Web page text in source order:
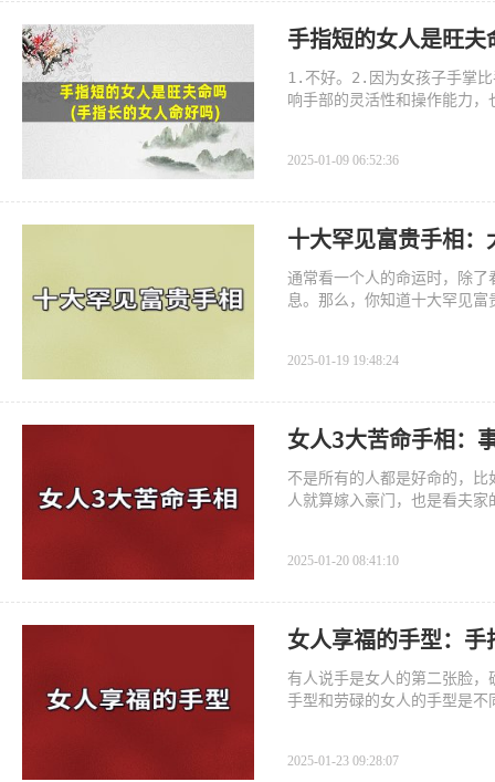
手指短的女人是旺
1.不好。2.因为女孩子手掌比
响手部的灵活性和操作能力
2025-01-09 06:52:36
十大罕见富贵手相
通常看一个人的命运时，除
息。那么，你知道十大罕见
2025-01-19 19:48:24
女人3大苦命手相：
不是所有的人都是好命的，
人就算嫁入豪门，也是看夫
2025-01-20 08:41:10
女人享福的手型：
有人说手是女人的第二张脸
手型和劳碌的女人的手型是
2025-01-23 09:28:07